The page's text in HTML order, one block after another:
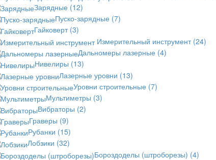
Зарядные (12)
Пуско-зарядные (7)
Гайковерт (3)
Измерительный инструмент (24)
Дальномеры лазерные (4)
Нивелиры (13)
Лазерные уровни (13)
Уровни строительные (7)
Мультиметры (3)
Вибраторы (2)
Граверы (9)
Рубанки (15)
Лобзики (32)
Бороздоделы (штроборезы) (4)